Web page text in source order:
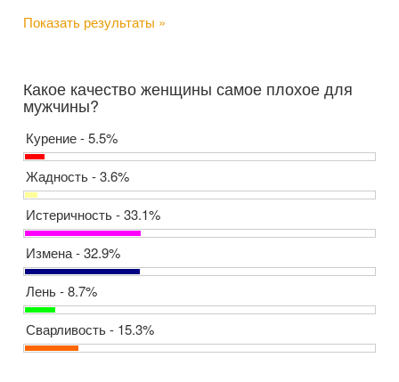
Показать результаты »
Какое качество женщины самое плохое для
мужчины?
Курение - 5.5%
Жадность - 3.6%
Истеричность - 33.1%
Измена - 32.9%
Лень - 8.7%
Сварливость - 15.3%